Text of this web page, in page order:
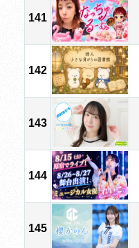
141
142
143
144
145